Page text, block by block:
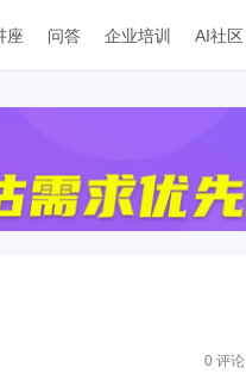
座 问答 企业培训 AI社区
0 评论